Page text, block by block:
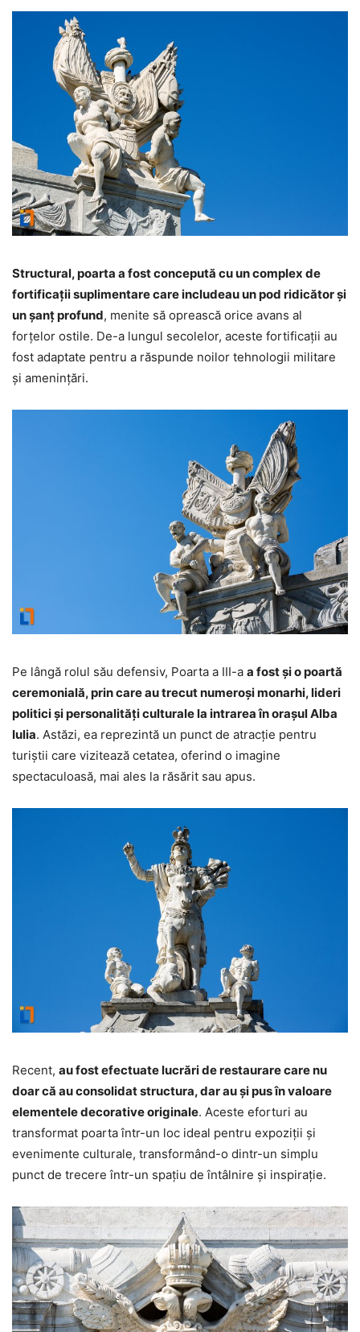
Structural, poarta a fost concepută cu un complex de
fortificații suplimentare care includeau un pod ridicător și
un șanț profund, menite să oprească orice avans al
forțelor ostile. De-a lungul secolelor, aceste fortificații au
fost adaptate pentru a răspunde noilor tehnologii militare
și amenințări.
Pe lângă rolul său defensiv, Poarta a III-a a fost și o poartă
ceremonială, prin care au trecut numeroși monarhi, lideri
politici și personalități culturale la intrarea în orașul Alba
Iulia. Astăzi, ea reprezintă un punct de atracție pentru
turiștii care vizitează cetatea, oferind o imagine
spectaculoasă, mai ales la răsărit sau apus.
Recent, au fost efectuate lucrări de restaurare care nu
doar că au consolidat structura, dar au și pus în valoare
elementele decorative originale. Aceste eforturi au
transformat poarta într-un loc ideal pentru expoziții și
evenimente culturale, transformând-o dintr-un simplu
punct de trecere într-un spațiu de întâlnire și inspirație.